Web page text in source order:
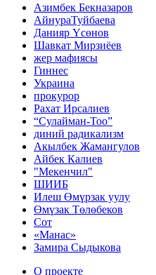
Азимбек Бекназаров
АйнураТуйбаева
Данияр Үсөнов
Шавкат Мирзиёев
жер мафиясы
Гиннес
Украина
прокурор
Рахат Ирсалиев
“Сулайман-Тоо”
диний радикализм
Акылбек Жамангулов
Айбек Калиев
"Мекенчил"
ШИИБ
Илеш Өмүрзак уулу
Өмүзак Төлөбеков
Сот
«Манас»
Замира Сыдыкова
О проекте